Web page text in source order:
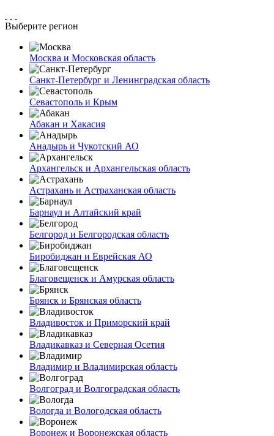
Выберите регион
Москва и Московская область
Санкт-Петербург и Ленинградская область
Севастополь и Крым
Абакан и Хакасия
Анадырь и Чукотский АО
Архангельск и Архангельская область
Астрахань и Астраханская область
Барнаул и Алтайский край
Белгород и Белгородская область
Биробиджан и Еврейская АО
Благовещенск и Амурская область
Брянск и Брянская область
Владивосток и Приморский край
Владикавказ и Северная Осетия
Владимир и Владимирская область
Волгоград и Волгоградская область
Вологда и Вологодская область
Воронеж и Воронежская область